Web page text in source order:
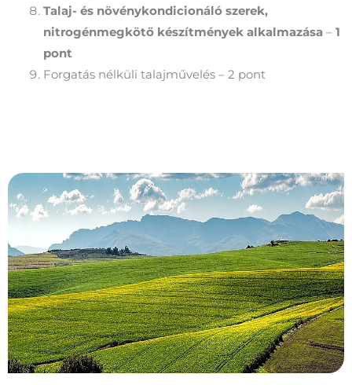
Talaj- és növénykondicionáló szerek,
nitrogénmegkötő készítmények alkalmazása – 1
pont
Forgatás nélküli talajművelés – 2 pont